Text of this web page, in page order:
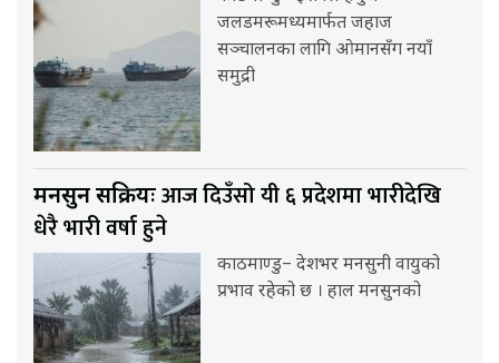
जलडमरूमध्यमार्फत जहाज
सञ्चालनका लागि ओमानसँग नयाँ
समुद्री
मनसुन सक्रियःआज दिउँसो यी ६ प्रदेशमा भारीदेखि
धेरै भारी वर्षा हुने
काठमाण्डु– देशभर मनसुनी वायुको
प्रभाव रहेको छ । हाल मनसुनको